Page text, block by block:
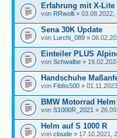
Erfahrung mit X-Lite
von RRwolli » 03.08.2022,
Sena 30K Update
von Lurchi_089 »
Einteiler PLUS
von Schwalbe »
Handschuhe
von Fibbs500 »
BMW Motorrad
von S1000R_2021 »
Helm auf S 1000 R
von cloude » 17.10.2021,